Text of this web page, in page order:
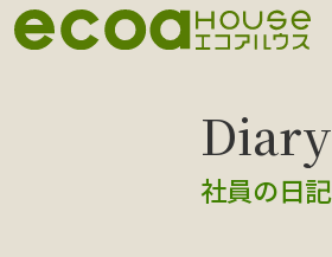
社員の日記